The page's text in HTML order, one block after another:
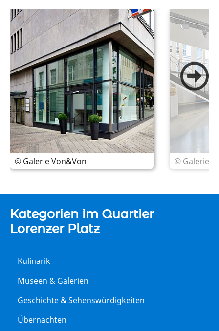
© Galerie Von&Von © Galerie
Kategorien im Quartier
Lorenzer Platz
Kulinarik
Museen & Galerien
Geschichte & Sehenswürdigkeiten
Übernachten